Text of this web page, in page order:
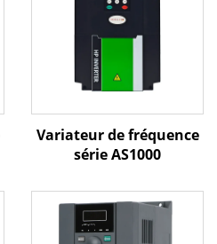
Variateur de fréquence
série AS1000